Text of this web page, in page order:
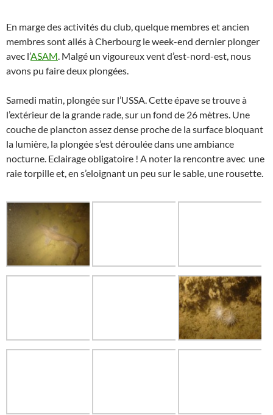
En marge des activités du club, quelque membres et ancien
membres sont allés à Cherbourg le week-end dernier plonger
avec l’ASAM . Malgé un vigoureux vent d’est-nord-est, nous
avons pu faire deux plongées.
Samedi matin, plongée sur l’USSA. Cette épave se trouve à
l’extérieur de la grande rade, sur un fond de 26 mètres. Une
couche de plancton assez dense proche de la surface bloquant
la lumière, la plongée s’est déroulée dans une ambiance
nocturne. Eclairage obligatoire ! A noter la rencontre avec une
raie torpille et, en s’eloignant un peu sur le sable, une rousette.